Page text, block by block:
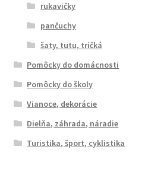
rukavičky
pančuchy
šaty, tutu, tričká
Pomôcky do domácnosti
Pomôcky do školy
Vianoce, dekorácie
Dielňa, záhrada, náradie
Turistika, šport, cyklistika